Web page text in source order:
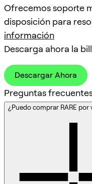
Ofrecemos soporte
disposición para
información
Descarga ahora la
Descargar Ahora
Preguntas
¿Puedo comprar RARE por